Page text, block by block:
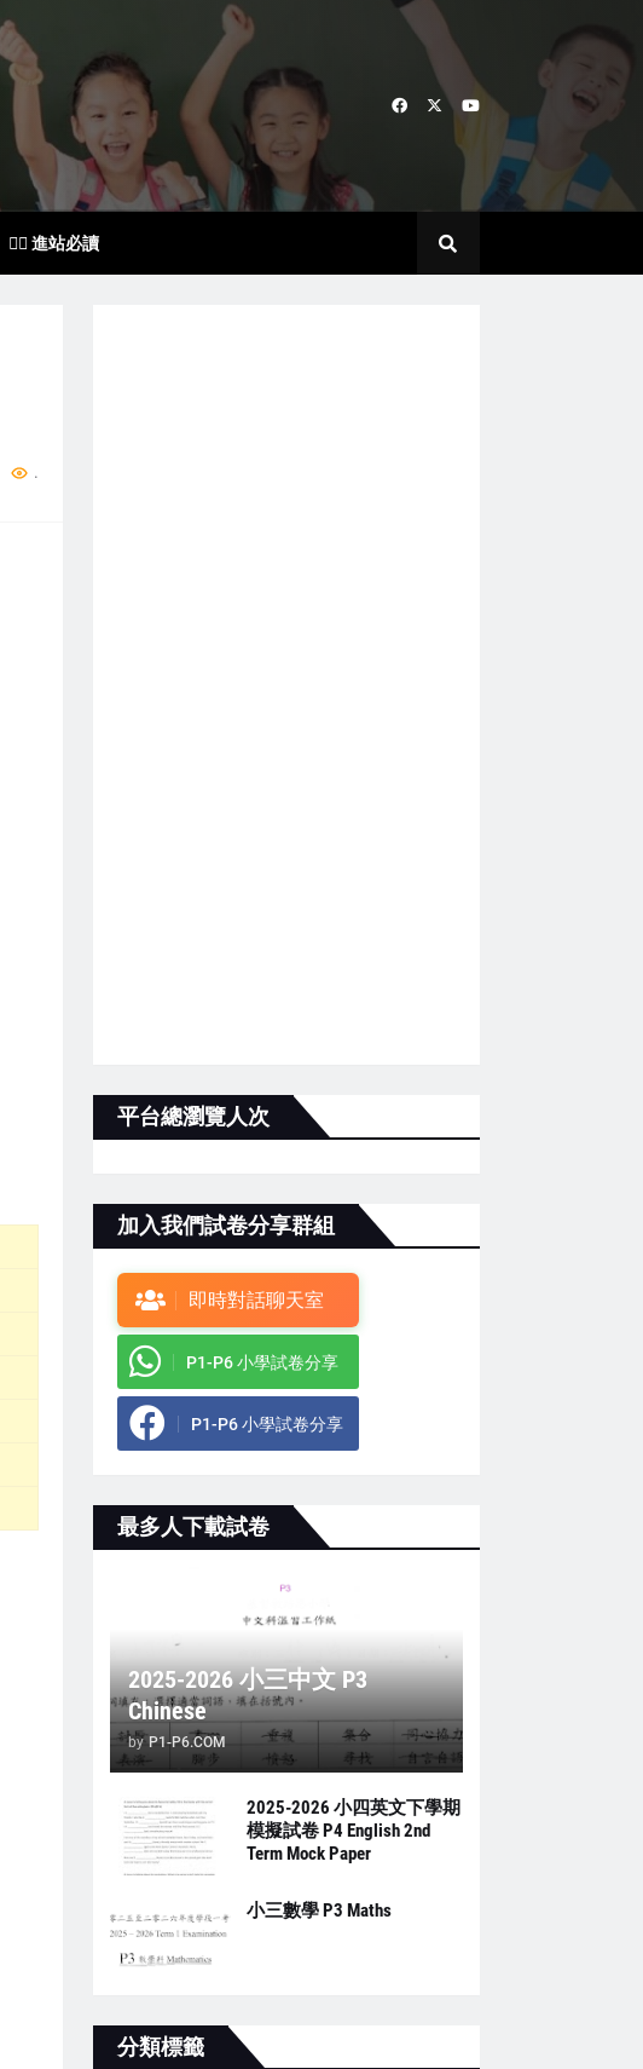
🙇‍♀️ 進站必讀
...
平台總瀏覽人次
加入我們試卷分享群組
即時對話聊天室
P1-P6 小學試卷分享
P1-P6 小學試卷分享
最多人下載試卷
2025-2026 小三中文 P3
Chinese
by P1-P6.COM
2025-2026 小四英文下學期
模擬試卷 P4 English 2nd
Term Mock Paper
小三數學 P3 Maths
分類標籤